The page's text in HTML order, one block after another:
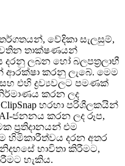
වේදිකා සැලසුම්,
තාක්ෂණයන්
දරනු ලබන හෝ බලපත්‍රලාභී
කරනු ලැබේ. මෙම
සහ එහි ද්‍රව්‍යවලට පමණක්
කරන ලද
හරහා පරිශීලකයින්
ජනනය කරන ලද රූප,
ප්‍රතිදානයන් එම
දරන අතර
භාවිතා කිරීමට,
හැකිය.